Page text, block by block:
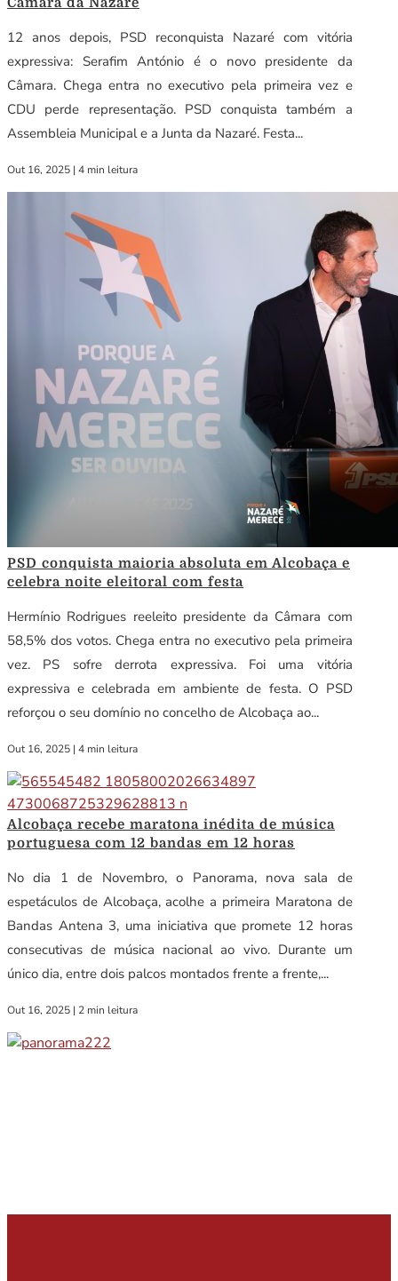
12 anos depois, PSD reconquista Nazaré com vitória
expressiva: Serafim António é o novo presidente da
Câmara. Chega entra no executivo pela primeira vez e
CDU perde representação. PSD conquista também a
Assembleia Municipal e a Junta da Nazaré. Festa...
Out 16, 2025 | 4 min leitura
PSD conquista maioria absoluta em Alcobaça e
celebra noite eleitoral com festa
Hermínio Rodrigues reeleito presidente da Câmara com
58,5% dos votos. Chega entra no executivo pela primeira
vez. PS sofre derrota expressiva. Foi uma vitória
expressiva e celebrada em ambiente de festa. O PSD
reforçou o seu domínio no concelho de Alcobaça ao...
Out 16, 2025 | 4 min leitura
Alcobaça recebe maratona inédita de música
portuguesa com 12 bandas em 12 horas
No dia 1 de Novembro, o Panorama, nova sala de
espetáculos de Alcobaça, acolhe a primeira Maratona de
Bandas Antena 3, uma iniciativa que promete 12 horas
consecutivas de música nacional ao vivo. Durante um
único dia, entre dois palcos montados frente a frente,...
Out 16, 2025 | 2 min leitura